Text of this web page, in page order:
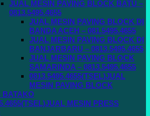
JUAL MESIN PAVING BLOCK BATU –
0813.5495.4655
JUAL MESIN PAVING BLOCK DI
BANDA ACEH – 081.5495.4655
JUAL MESIN PAVING BLOCK DI
BANJARBARU – 0813.5495.4655
JUAL MESIN PAVING BLOCK
SAMARINDA – 0813.5495.4655
0813.5495.4655(TSEL)JUAL
MESIN PAVING BLOCK
BATAKO
MESIN PRESS